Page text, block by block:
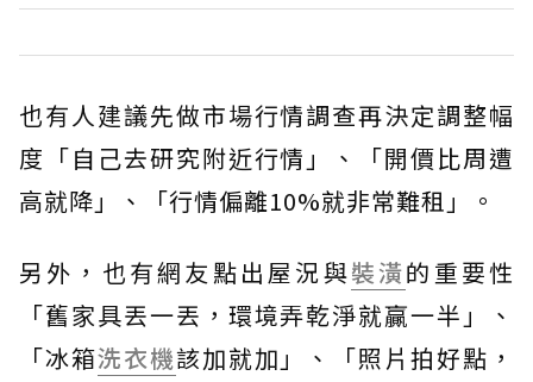
也有人建議先做市場行情調查再決定調整幅
度「自己去研究附近行情」、「開價比周遭
高就降」、「行情偏離10%就非常難租」。
另外，也有網友點出屋況與裝潢的重要性
「舊家具丟一丟，環境弄乾淨就贏一半」、
「冰箱洗衣機該加就加」、「照片拍好點，